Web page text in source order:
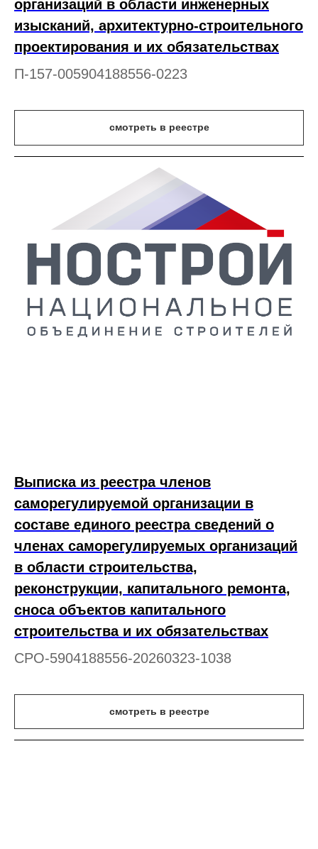
организаций в области инженерных
изысканий, архитектурно-строительного
проектирования и их обязательствах
П-157-005904188556-0223
смотреть в реестре
Выписка из реестра членов
саморегулируемой организации в
составе единого реестра сведений о
членах саморегулируемых организаций
в области строительства,
реконструкции, капитального ремонта,
сноса объектов капитального
строительства и их обязательствах
СРО-5904188556-20260323-1038
смотреть в реестре